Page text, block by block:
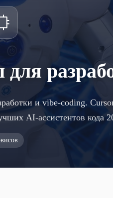
и vibe-coding.
AI-ассистентов кода